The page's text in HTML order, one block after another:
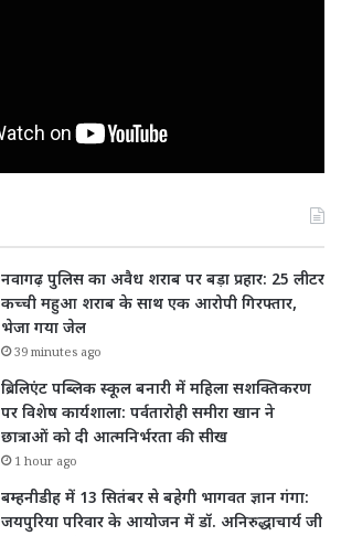
नवागढ़ पुलिस का अवैध शराब पर बड़ा प्रहार: 25 लीटर
कच्ची महुआ शराब के साथ एक आरोपी गिरफ्तार,
भेजा गया जेल
39 minutes ago
ब्रिलिएंट पब्लिक स्कूल बनारी में महिला सशक्तिकरण
पर विशेष कार्यशाला: पर्वतारोही समीरा खान ने
छात्राओं को दी आत्मनिर्भरता की सीख
1 hour ago
बम्हनीडीह में 13 सितंबर से बहेगी भागवत ज्ञान गंगा:
जयपुरिया परिवार के आयोजन में डॉ. अनिरुद्धाचार्य जी